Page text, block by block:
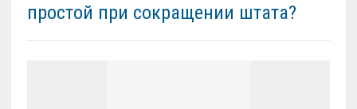
простой при сокращении штата?